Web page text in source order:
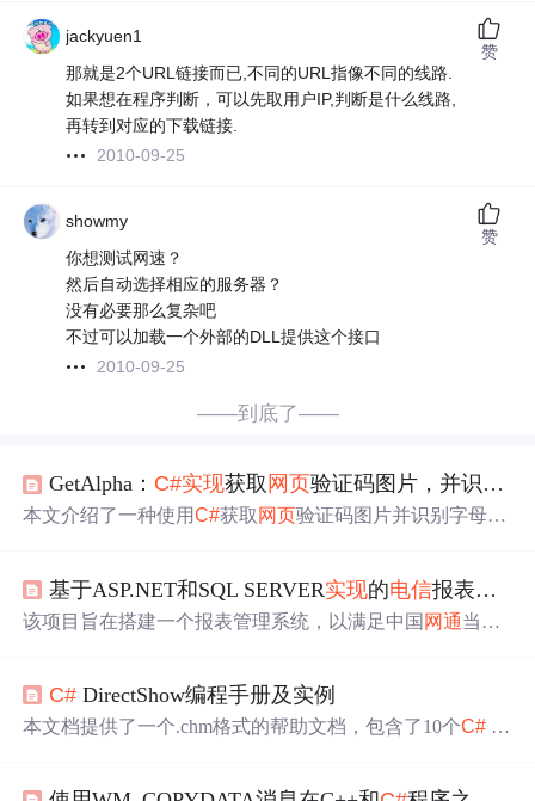
jackyuen1
那就是2个URL链接而已,不同的URL指像不同的线路.
如果想在程序判断，可以先取用户IP,判断是什么线路,
再转到对应的下载链接.
2010-09-25
赞
showmy
你想测试网速？
然后自动选择相应的服务器？
没有必要那么复杂吧
不过可以加载一个外部的DLL提供这个接口
2010-09-25
赞
——到底了——
GetAlpha： C#实现获取 网页验证码图片，并识别出其中的字母
本文介绍了一种使用C#获取 网页验证码图片并识别字母的
了从获取验证码到识别出字母的完整过程。
基于ASP.NET和SQL SERVER实现的电信报表系统
该项目旨在搭建一个报表管理系统，以满足中国 网通当前
了良好的扩展性和合并后的稳定性。
C# DirectShow编程手册及实例
本文档提供了一个.chm格式的帮助文档，包含了10个C# Di